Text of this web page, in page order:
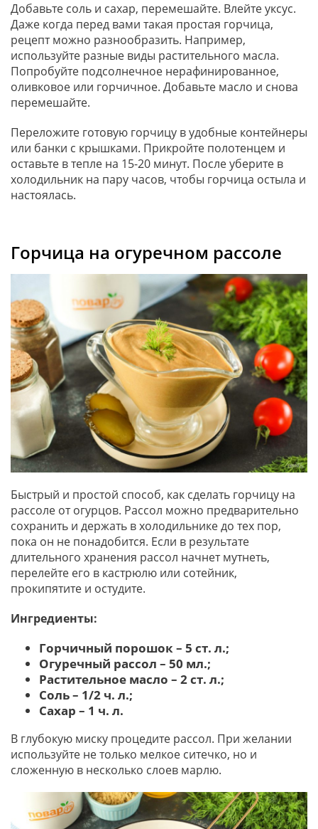
Добавьте соль и сахар, перемешайте. Влейте уксус.
Даже когда перед вами такая простая горчица,
рецепт можно разнообразить. Например,
используйте разные виды растительного масла.
Попробуйте подсолнечное нерафинированное,
оливковое или горчичное. Добавьте масло и снова
перемешайте.
Переложите готовую горчицу в удобные контейнеры
или банки с крышками. Прикройте полотенцем и
оставьте в тепле на 15-20 минут. После уберите в
холодильник на пару часов, чтобы горчица остыла и
настоялась.
Горчица на огуречном рассоле
Быстрый и простой способ, как сделать горчицу на
рассоле от огурцов. Рассол можно предварительно
сохранить и держать в холодильнике до тех пор,
пока он не понадобится. Если в результате
длительного хранения рассол начнет мутнеть,
перелейте его в кастрюлю или сотейник,
прокипятите и остудите.
Ингредиенты:
Горчичный порошок – 5 ст. л.;
Огуречный рассол – 50 мл.;
Растительное масло – 2 ст. л.;
Соль – 1/2 ч. л.;
Сахар – 1 ч. л.
В глубокую миску процедите рассол. При желании
используйте не только мелкое ситечко, но и
сложенную в несколько слоев марлю.